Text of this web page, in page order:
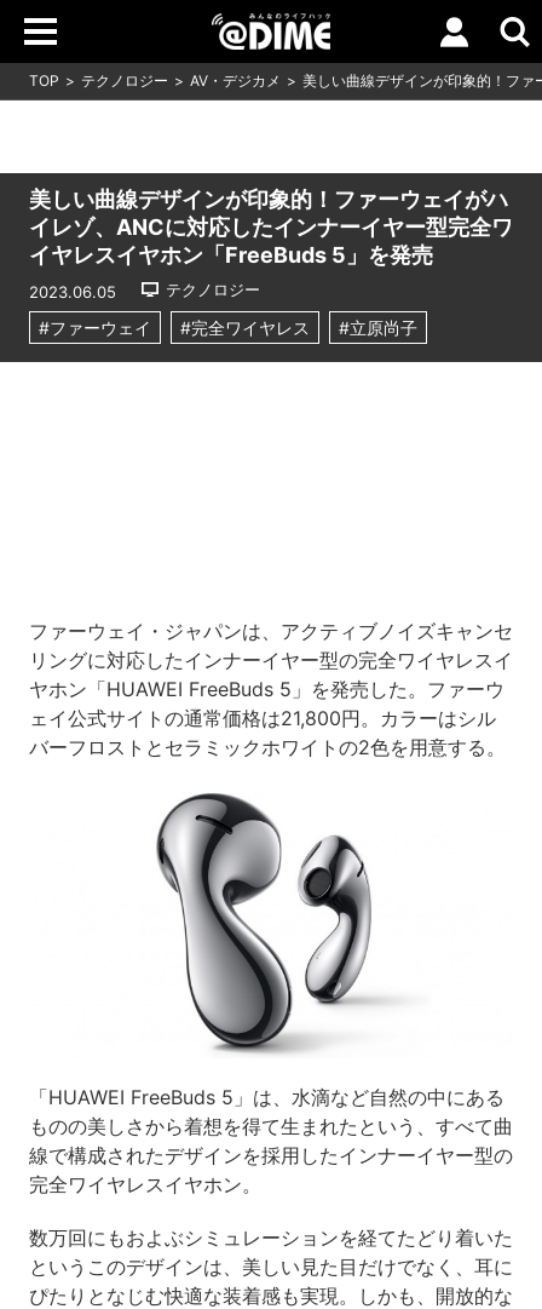
TOP テクノロジー AV・デジカメ 美しい曲線デザインが印象的！フ
美しい曲線デザインが印象的！ファーウェイがハ
イレゾ、ANCに対応したインナーイヤー型完全ワ
イヤレスイヤホン「FreeBuds 5」を発売
2023.06.05 テクノロジー
#ファーウェイ #完全ワイヤレス #立原尚子
ファーウェイ・ジャパンは、アクティブノイズキャンセ
リングに対応したインナーイヤー型の完全ワイヤレスイ
ヤホン「HUAWEI FreeBuds 5」を発売した。ファーウ
ェイ公式サイトの通常価格は21,800円。カラーはシル
バーフロストとセラミックホワイトの2色を用意する。
「HUAWEI FreeBuds 5」は、水滴など自然の中にある
ものの美しさから着想を得て生まれたという、すべて曲
線で構成されたデザインを採用したインナーイヤー型の
完全ワイヤレスイヤホン。
数万回にもおよぶシミュレーションを経てたどり着いた
というこのデザインは、美しい見た目だけでなく、耳に
ぴたりとなじむ快適な装着感も実現。しかも、開放的な